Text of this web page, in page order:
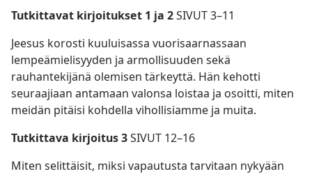
Tutkittavat kirjoitukset 1 ja 2SIVUT 3–11
Jeesus korosti kuuluisassa vuorisaarnassaan
lempeämielisyyden ja armollisuuden sekä
rauhantekijänä olemisen tärkeyttä. Hän kehotti
seuraajiaan antamaan valonsa loistaa ja osoitti, miten
meidän pitäisi kohdella vihollisiamme ja muita.
Tutkittava kirjoitus 3SIVUT 12–16
Miten selittäisit, miksi vapautusta tarvitaan nykyään